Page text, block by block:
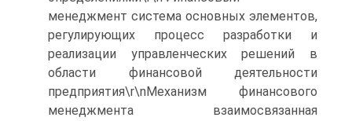
менеджмент система основных элементов,
регулирующих процесс разработки и
реализации управленческих решений в
области финансовой деятельности
предприятия\r\nМеханизм финансового
менеджмента взаимосвязанная